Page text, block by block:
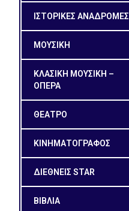
ΙΣΤΟΡΙΚΕΣ ΑΝΑΔΡΟΜΕΣ
ΜΟΥΣΙΚΗ
ΚΛΑΣΙΚΗ ΜΟΥΣΙΚΗ –
ΟΠΕΡΑ
ΘΕΑΤΡΟ
ΚΙΝΗΜΑΤΟΓΡΑΦΟΣ
ΔΙΕΘΝΕΙΣ STAR
ΒΙΒΛΙΑ